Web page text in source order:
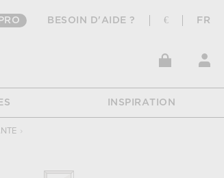
BESOIN D'AIDE ? € FR
INSPIRATION
›